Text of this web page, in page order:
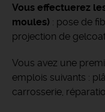
Vous effectuerez
moules) : pose de
projection de
Vous avez une
emplois suivants :
carrosserie,